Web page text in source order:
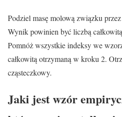
Podziel masę molową związku
Wynik powinien być liczbą
Pomnóż wszystkie indeksy we
całkowitą otrzymaną w kroku 2.
cząsteczkowy.
Jaki jest wzór